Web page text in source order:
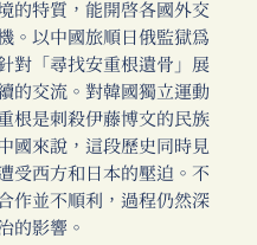
的特質，能開啟各國外交
。以中國旅順日俄監獄為
對「尋找安重根遺骨」展
的交流。對韓國獨立運動
根是刺殺伊藤博文的民族
國來說，這段歷史同時見
受西方和日本的壓迫。不
作並不順利，過程仍然深
的影響。